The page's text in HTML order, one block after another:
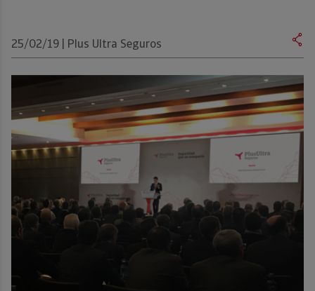
25/02/19 | Plus Ultra Seguros